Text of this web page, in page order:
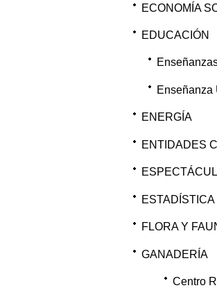
ECONOMÍA
EDUCACIÓN
Enseñanza
ENERGÍA
ENTIDADES
ESTADÍSTICA
FLORA Y
GANADERÍA
Centro